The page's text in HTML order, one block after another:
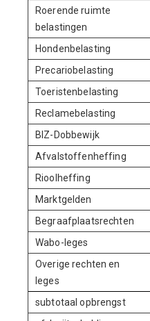
Roerende ruimte
belastingen
Hondenbelasting
Precariobelasting
Toeristenbelasting
Reclamebelasting
BIZ-Dobbewijk
Afvalstoffenheffing
Rioolheffing
Marktgelden
Begraafplaatsrechten
Wabo-leges
Overige rechten en
leges
subtotaal opbrengst